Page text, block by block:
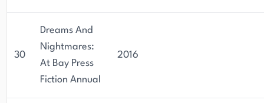
30
Dreams And
Nightmares:
At Bay Press
Fiction Annual
2016